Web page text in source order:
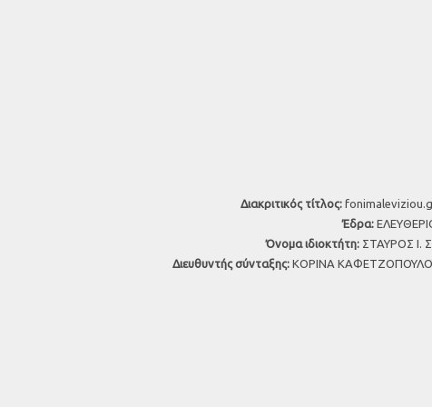
Διακριτικός τίτλος:
Έδρα:
Όνομα ιδιοκτήτη: ΣΤΑΥΡΟΣ Ι.
Διευθυντής σύνταξης: ΚΟΡΙΝΑ